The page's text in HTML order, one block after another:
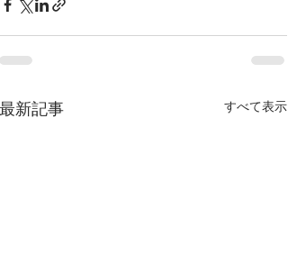
最新記事 すべて表示